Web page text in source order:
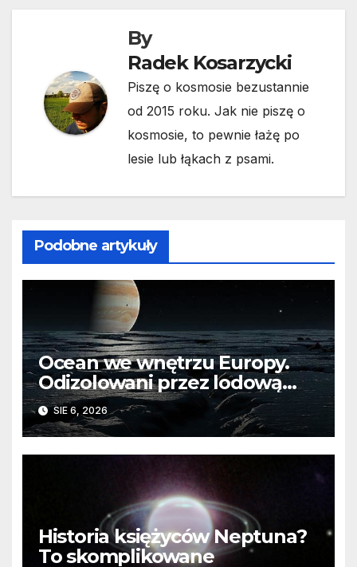
By
Radek Kosarzycki
Piszę o kosmosie bezustannie
od 2015 roku. Jak nie piszę o
kosmosie, to pewnie łażę po
lesie lub łąkach z psami.
Podobne artykuły
Ocean we wnętrzu Europy.
Odizolowani przez lodową
barierę
SIE 6, 2026
Historia księżyców Neptuna?
To skomplikowane